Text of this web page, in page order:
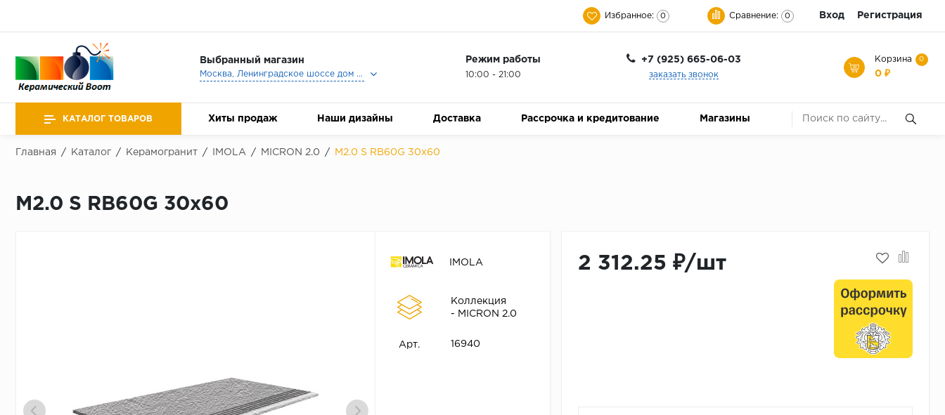
Избранное: 0 Сравнение: 0 Вход Регистрация
Выбранный магазин
Москва, Ленинградское шоссе дом 25, Торговый Центр Family Room, 2-ой этаж, Магазин Керамический Бум.
Режим работы
10:00 - 21:00
+7 (925) 665-06-03
заказать звонок
Корзина 0
0 ₽
КАТАЛОГ ТОВАРОВ Хиты продаж Наши дизайны Доставка Рассрочка и кредитование Магазины
Главная / Каталог / Керамогранит / IMOLA / MICRON 2.0 / M2.0 S RB60G 30x60
M2.0 S RB60G 30x60
IMOLA
Коллекция
- MICRON 2.0
Арт. 16940
2 312.25 ₽/шт